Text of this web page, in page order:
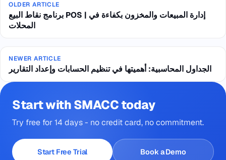
OLDER ARTICLE
برنامج نقاط البيع POS | إدارة المبيعات والمخزون بكفاءة في
المحلات
NEWER ARTICLE
الجداول المحاسبية: أهميتها في تنظيم الحسابات وإعداد التقارير
Start with SMACC today
Try free for 14 days - no credit card, no commitment.
Start Free Trial Book a Demo